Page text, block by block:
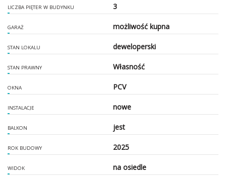
LICZBA PIĘTER W BUDYNKU 3
GARAŻ możliwość kupna
STAN LOKALU deweloperski
STAN PRAWNY Własność
OKNA PCV
INSTALACJE nowe
BALKON jest
ROK BUDOWY 2025
WIDOK na osiedle